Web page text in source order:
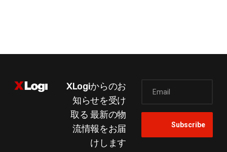
XLogiからのお
知らせを受け
取る最新の物
流情報をお届
けします